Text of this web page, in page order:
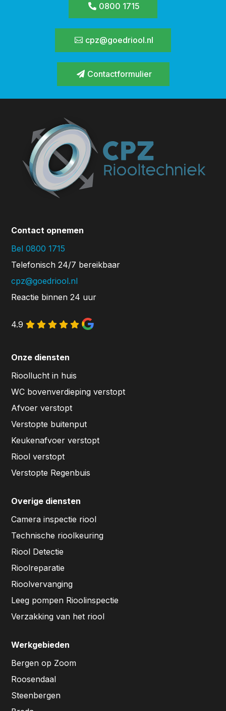
0800 1715
cpz@goedriool.nl
Contactformulier
Contact opnemen
Bel 0800 1715
Telefonisch 24/7 bereikbaar
cpz@goedriool.nl
Reactie binnen 24 uur
4.9
Onze diensten
Rioollucht in huis
WC bovenverdieping verstopt
Afvoer verstopt
Verstopte buitenput
Keukenafvoer verstopt
Riool verstopt
Verstopte Regenbuis
Overige diensten
Camera inspectie riool
Technische rioolkeuring
Riool Detectie
Rioolreparatie
Rioolvervanging
Leeg pompen Rioolinspectie
Verzakking van het riool
Werkgebieden
Bergen op Zoom
Roosendaal
Steenbergen